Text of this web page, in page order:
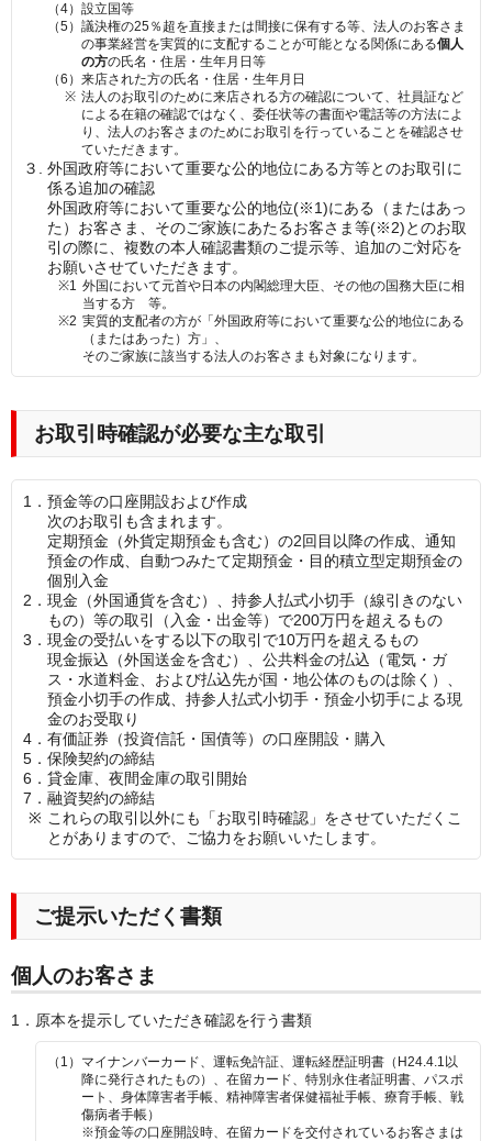
（4） 設立国等
（5） 議決権の25％超を直接または間接に保有する等、法人のお客さま
の事業経営を実質的に支配することが可能となる関係にある個人
の方の氏名・住居・生年月日等
（6） 来店された方の氏名・住居・生年月日
※ 法人のお取引のために来店される方の確認について、社員証など
による在籍の確認ではなく、委任状等の書面や電話等の方法によ
り、法人のお客さまのためにお取引を行っていることを確認させ
ていただきます。
３.
外国政府等において重要な公的地位にある方等とのお取引に
係る追加の確認
外国政府等において重要な公的地位(※1)にある（またはあっ
た）お客さま、そのご家族にあたるお客さま等(※2)とのお取
引の際に、複数の本人確認書類のご提示等、追加のご対応を
お願いさせていただきます。
※1 外国において元首や日本の内閣総理大臣、その他の国務大臣に相
当する方 等。
※2 実質的支配者の方が「外国政府等において重要な公的地位にある
（またはあった）方」、
そのご家族に該当する法人のお客さまも対象になります。
お取引時確認が必要な主な取引
1． 預金等の口座開設および作成
次のお取引も含まれます。
定期預金（外貨定期預金も含む）の2回目以降の作成、通知
預金の作成、自動つみたて定期預金・目的積立型定期預金の
個別入金
2． 現金（外国通貨を含む）、持参人払式小切手（線引きのない
もの）等の取引（入金・出金等）で200万円を超えるもの
3． 現金の受払いをする以下の取引で10万円を超えるもの
現金振込（外国送金を含む）、公共料金の払込（電気・ガ
ス・水道料金、および払込先が国・地公体のものは除く）、
預金小切手の作成、持参人払式小切手・預金小切手による現
金のお受取り
4． 有価証券（投資信託・国債等）の口座開設・購入
5． 保険契約の締結
6． 貸金庫、夜間金庫の取引開始
7． 融資契約の締結
※ これらの取引以外にも「お取引時確認」をさせていただくこ
とがありますので、ご協力をお願いいたします。
ご提示いただく書類
個人のお客さま
1． 原本を提示していただき確認を行う書類
（1） マイナンバーカード、運転免許証、運転経歴証明書（ H24.4.1 以
降に発行されたもの）、在留カード、特別永住者証明書、パスポ
ート、身体障害者手帳、精神障害者保健福祉手帳、療育手帳、戦
傷病者手帳）
※預金等の口座開設時、在留カードを交付されているお客さまは